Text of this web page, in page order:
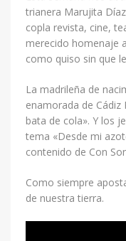
trianera Marujita
copla revista, cine,
merecido homenaje
como quiso sin que
La madrileña de
enamorada de Cádiz
bata de cola». Y los
tema «Desde mi
contenido de Con
Como siempre
de nuestra tierra.